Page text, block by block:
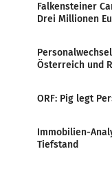
Falkensteiner
Drei Millionen
Österreich und
ORF: Pig legt
Immobilien-
Tiefstand